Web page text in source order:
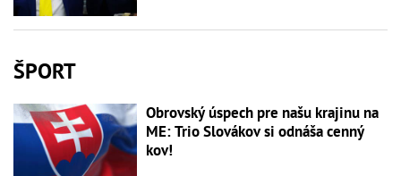
ŠPORT
Obrovský úspech pre našu krajinu na
ME: Trio Slovákov si odnáša cenný
kov!